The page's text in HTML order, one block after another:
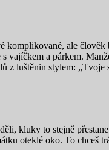
komplikované, ale
vajíčkem a párkem.
z luštěnin stylem:
kluky to stejně
oteklé oko. To chceš